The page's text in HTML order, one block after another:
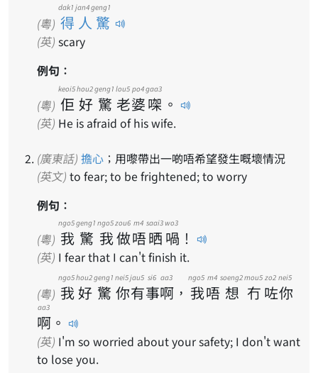
(粵) 得人驚
dak1 jan4 geng1
(英) scary
例句：
(粵) 佢
keoi5
好
hou2
驚
geng1
老
lou5
婆
po4
㗎
gaa3
。
(英) He is afraid of his wife.
(廣東話) 擔心 ；用嚟帶出一啲唔希望發生嘅壞情況
(英文) to fear; to be frightened; to worry
例句：
(粵) 我
ngo5
驚
geng1
我
ngo5
做
zou6
唔
m4
晒
saai3
喎
wo3
！
(英) I fear that I can't finish it.
(粵) 我
ngo5
好
hou2
驚
geng1
你
nei5
有
jau5
事
si6
啊
aa3
， 我
ngo5
唔
m4
想
soeng2
冇
mou5
咗
zo2
你
nei5
啊
aa3
。
(英) I'm so worried about your safety; I don't want
to lose you.